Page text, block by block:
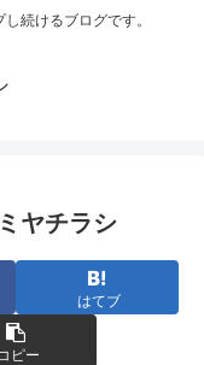
続けるブログです。
ヤチラシ
はてブ
ピー